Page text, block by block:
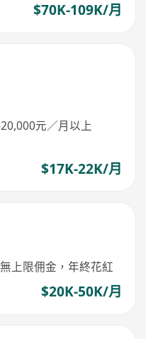
$70K-109K/月
元／月以上
$17K-22K/月
上限佣金，年終花紅
$20K-50K/月